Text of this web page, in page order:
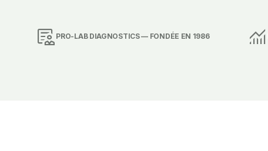
clinical_notes PRO-LAB DIAGNOSTICS — FONDÉE EN 1986 monitoring